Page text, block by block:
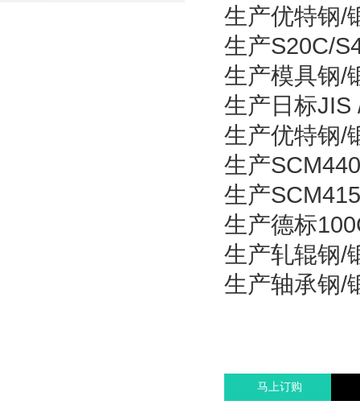
生产优特钢/
生产S20C/
生产模具钢/
生产日标JIS
生产优特钢/
生产
生产
生产德标
生产轧辊钢/
生产轴承钢/
马上订购